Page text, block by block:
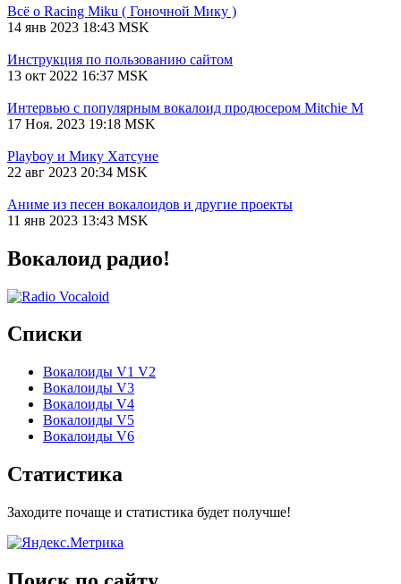
Всё о Racing Miku ( Гоночной Мику )
14 янв 2023 18:43 MSK
Инструкция по пользованию сайтом
13 окт 2022 16:37 MSK
Интервью с популярным вокалоид продюсером Mitchie М
17 Ноя. 2023 19:18 MSK
Playboy и Мику Хатсуне
22 авг 2023 20:34 MSK
Аниме из песен вокалоидов и другие проекты
11 янв 2023 13:43 MSK
Вокалоид радио!
Списки
Вокалоиды V1 V2
Вокалоиды V3
Вокалоиды V4
Вокалоиды V5
Вокалоиды V6
Статистика
Заходите почаще и статистика будет получше!